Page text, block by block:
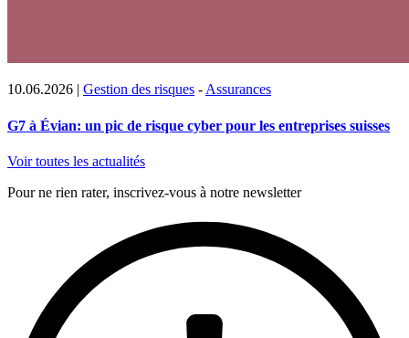
10.06.2026 | Gestion des risques - Assurances
G7 à Évian: un pic de risque cyber pour les entreprises suisses
Voir toutes les actualités
Pour ne rien rater, inscrivez-vous à notre newsletter